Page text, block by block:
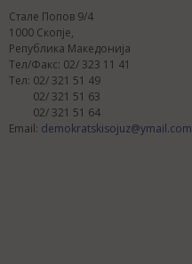
Стале Попов 9/4
1000 Скопје,
Република Македонија
Тел/Факс: 02/ 323 11 41
Тел: 02/ 321 51 49
02/ 321 51 63
02/ 321 51 64
Email: demokratskisojuz@ymail.com